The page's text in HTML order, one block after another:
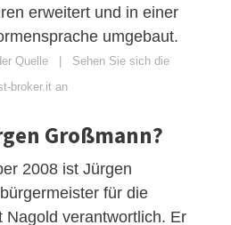
erweitert und in einer
umgebaut.
Quelle | Sehen Sie sich die
broker.it an
Großmann?
2008 ist Jürgen
für die
Nagold verantwortlich. Er